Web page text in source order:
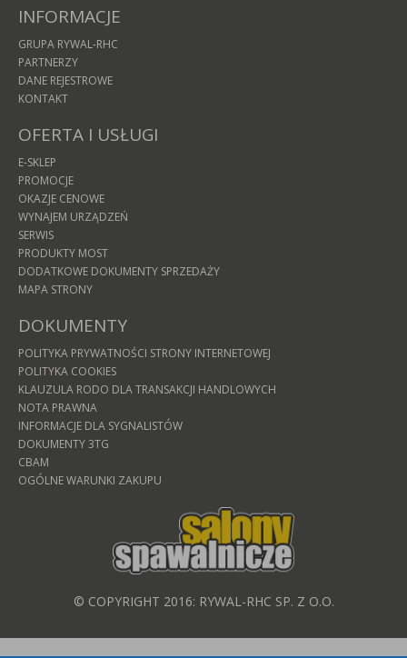
INFORMACJE
GRUPA RYWAL-RHC
PARTNERZY
DANE REJESTROWE
KONTAKT
OFERTA I USŁUGI
E-SKLEP
PROMOCJE
OKAZJE CENOWE
WYNAJEM URZĄDZEŃ
SERWIS
PRODUKTY MOST
DODATKOWE DOKUMENTY SPRZEDAŻY
MAPA STRONY
DOKUMENTY
POLITYKA PRYWATNOŚCI STRONY INTERNETOWEJ
POLITYKA COOKIES
KLAUZULA RODO DLA TRANSAKCJI HANDLOWYCH
NOTA PRAWNA
INFORMACJE DLA SYGNALISTÓW
DOKUMENTY 3TG
CBAM
OGÓLNE WARUNKI ZAKUPU
© COPYRIGHT 2016: RYWAL-RHC SP. Z O.O.